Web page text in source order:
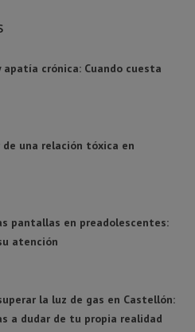
crónica: Cuando cuesta
de una relación tóxica en
pantallas en preadolescentes:
atención
la luz de gas en Castellón:
a dudar de tu propia realidad